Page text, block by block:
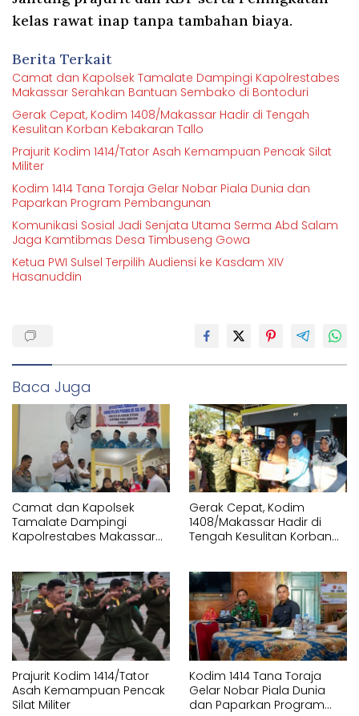
kelas rawat inap tanpa tambahan biaya.
Berita Terkait
Camat dan Kapolsek Tamalate Dampingi Kapolrestabes
Makassar Serahkan Bantuan Sembako di Bontoduri
Gerak Cepat, Kodim 1408/Makassar Hadir di Tengah
Kesulitan Korban Kebakaran Tallo
Prajurit Kodim 1414/Tator Asah Kemampuan Pencak Silat
Militer
Kodim 1414 Tana Toraja Gelar Nobar Piala Dunia dan
Paparkan Program Pembangunan
Komunikasi Sosial Jadi Senjata Utama Serma Abd Salam
Jaga Kamtibmas Desa Timbuseng Gowa
Ketua PWI Sulsel Terpilih Audiensi ke Kasdam XIV
Hasanuddin
Baca Juga
Camat dan Kapolsek
Tamalate Dampingi
Kapolrestabes Makassar
Gerak Cepat, Kodim
1408/Makassar Hadir di
Tengah Kesulitan Korban
Prajurit Kodim 1414/Tator
Asah Kemampuan Pencak
Silat Militer
Kodim 1414 Tana Toraja
Gelar Nobar Piala Dunia
dan Paparkan Program